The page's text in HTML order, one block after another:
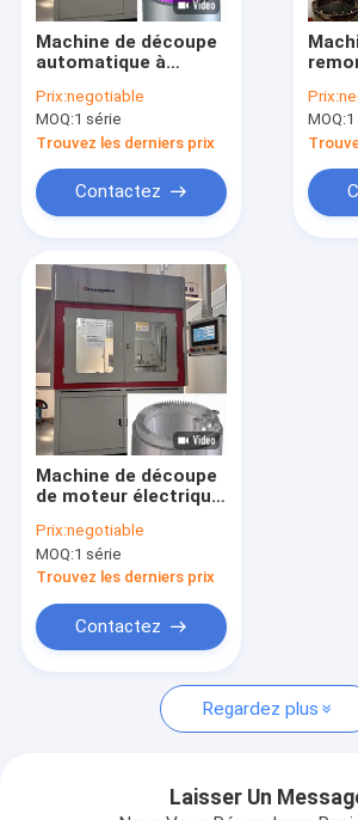
Machine de découpe
automatique à
pour chariot de golf
Prix:negotiable
MOQ:1 série
Trouvez les derniers prix
Contactez
Prix:
MOQ:
Machine de découpe
de moteur électrique
automatique
Prix:negotiable
MOQ:1 série
Trouvez les derniers prix
Contactez
Regardez plus
Laisser Un